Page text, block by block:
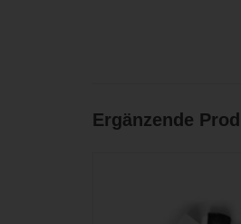
Ergänzende